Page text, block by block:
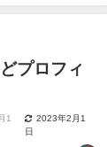
プロフィ
1
2023年2月1
日